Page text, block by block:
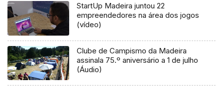
StartUp Madeira juntou 22
empreendedores na área dos jogos
(vídeo)
Clube de Campismo da Madeira
assinala 75.º aniversário a 1 de julho
(Áudio)